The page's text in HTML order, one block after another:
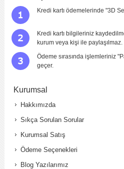
Kredi kartı ödemelerinde "3D
Kredi kartı bilgileriniz
kurum veya kişi ile paylaşılmaz.
Ödeme sırasında işlemleriniz
geçer.
Kurumsal
Hakkımızda
Sıkça Sorulan Sorular
Kurumsal Satış
Ödeme Seçenekleri
Blog Yazılarımız